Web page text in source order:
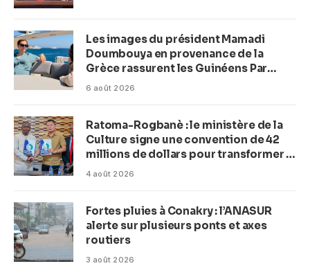
Les images du président Mamadi
Doumbouya en provenance de la
Grèce rassurent les Guinéens Par
(Macka Baldé)
6 août 2026
Ratoma-Rogbanè : le ministère de la
Culture signe une convention de 42
millions de dollars pour transformer la
plage en complexe balnéaire
4 août 2026
Fortes pluies à Conakry : l’ANASUR
alerte sur plusieurs ponts et axes
routiers
3 août 2026